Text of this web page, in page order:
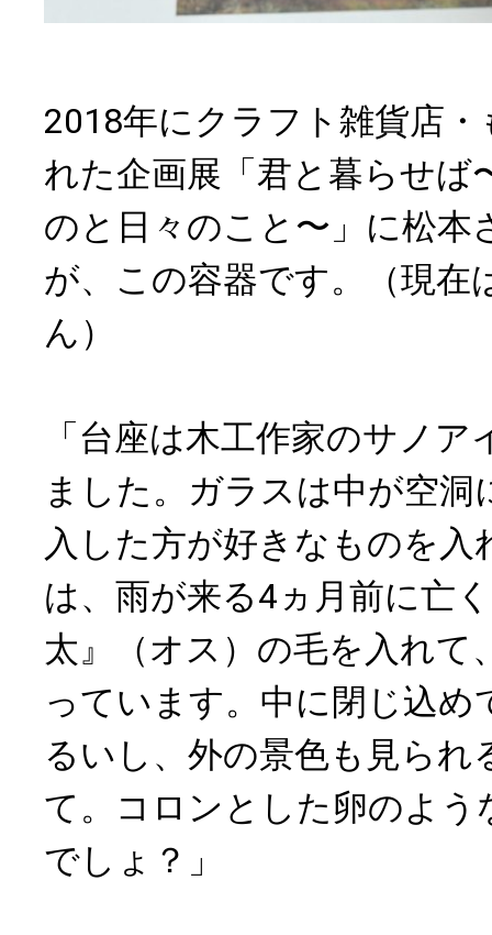
2018年にクラフト雑貨店
れた企画展「君と暮らせば
のと日々のこと〜」に松本
が、この容器です。（現在
ん）
「台座は木工作家のサノ
ました。ガラスは中が空洞
入した方が好きなものを入
は、雨が来る4ヵ月前に亡
太』（オス）の毛を入れて
っています。中に閉じ込め
るいし、外の景色も見られ
て。コロンとした卵のよう
でしょ？」